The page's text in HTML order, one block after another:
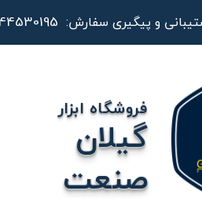
و پیگیری سفارش:01344530195 - 09111843948
گیلان
صنعت
فروشگاه ابزار